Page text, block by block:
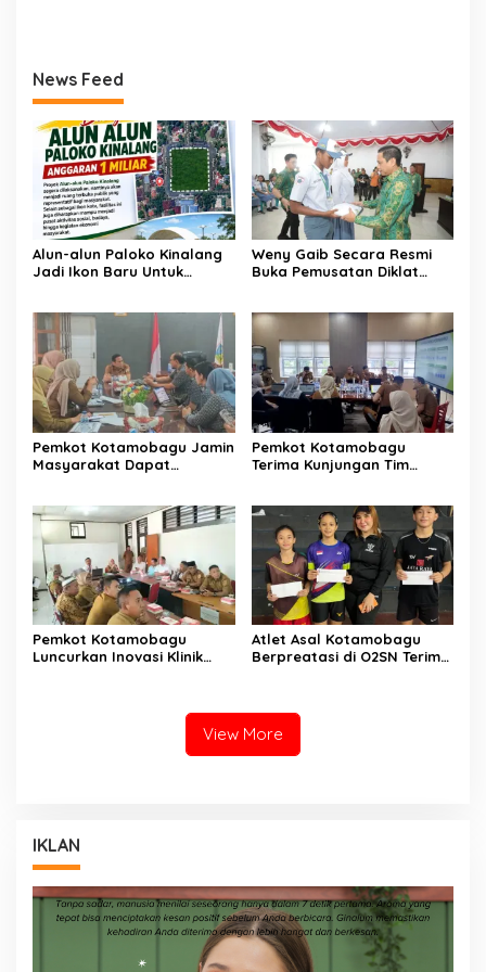
News Feed
Alun-alun Paloko Kinalang
Jadi Ikon Baru Untuk
Weny Gaib Secara Resmi
Buka Pemusatan Diklat
Pemkot Kotamobagu Jamin
Masyarakat Dapat
Pemkot Kotamobagu
Terima Kunjungan Tim
Pemkot Kotamobagu
Luncurkan Inovasi Klinik
Atlet Asal Kotamobagu
Berpreatasi di O2SN Terima
View More
IKLAN